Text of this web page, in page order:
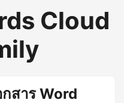
Cloud
กสาร Word